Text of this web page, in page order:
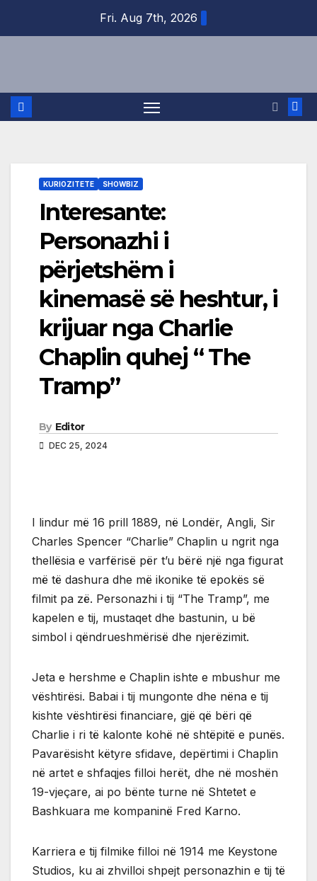
Fri. Aug 7th, 2026
KURIOZITETE SHOWBIZ
Interesante:
Personazhi i
përjetshëm i
kinemasë së heshtur, i
krijuar nga Charlie
Chaplin quhej “ The
Tramp”
By Editor
DEC 25, 2024
I lindur më 16 prill 1889, në Londër, Angli, Sir
Charles Spencer “Charlie” Chaplin u ngrit nga
thellësia e varfërisë për t’u bërë një nga figurat
më të dashura dhe më ikonike të epokës së
filmit pa zë. Personazhi i tij “The Tramp”, me
kapelen e tij, mustaqet dhe bastunin, u bë
simbol i qëndrueshmërisë dhe njerëzimit.
Jeta e hershme e Chaplin ishte e mbushur me
vështirësi. Babai i tij mungonte dhe nëna e tij
kishte vështirësi financiare, gjë që bëri që
Charlie i ri të kalonte kohë në shtëpitë e punës.
Pavarësisht këtyre sfidave, depërtimi i Chaplin
në artet e shfaqjes filloi herët, dhe në moshën
19-vjeçare, ai po bënte turne në Shtetet e
Bashkuara me kompaninë Fred Karno.
Karriera e tij filmike filloi në 1914 me Keystone
Studios, ku ai zhvilloi shpejt personazhin e tij të